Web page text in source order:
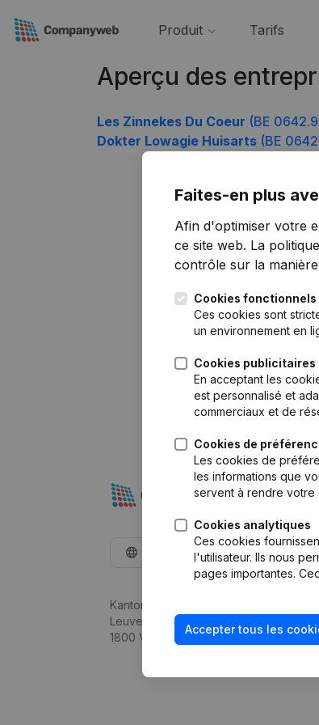
Produit Tarifs
Aperçu des
Les Zinnekes Du Coeur (BE
Dokter Lowagie Huisarts (BE
Faites-en plus
Afin d'optimiser votre
ce site web. La
contrôle sur la
Cookies fonctionnels
Ces cookies sont
un environnement en
Cookies publicitaires
En acceptant les
est personnalisé et
commerciaux et de
Cookies de
Les cookies de
les informations que
servent à rendre votre
Cookies analytiques
Ces cookies
l'utilisateur. Ils nous
pages importantes.
Accepter tous les
Français
Kantorenpark Everest
Leuvensesteenweg 248D,
1800 Vilvoorde